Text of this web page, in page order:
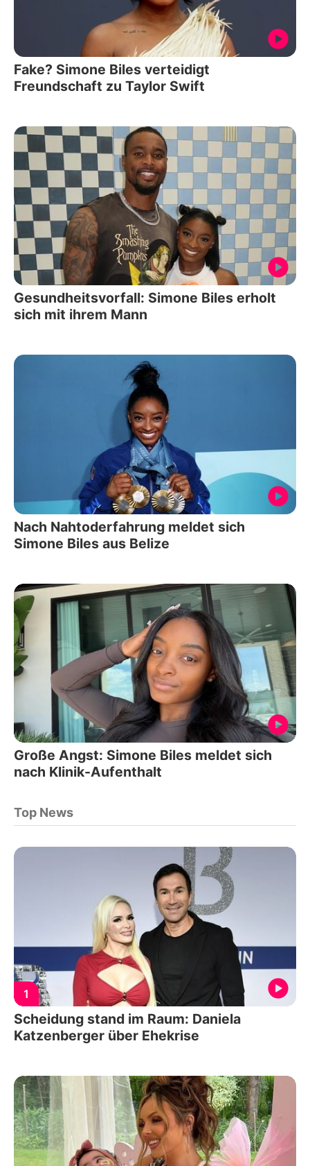
Fake? Simone Biles verteidigt
Freundschaft zu Taylor Swift
Gesundheitsvorfall: Simone Biles erholt
sich mit ihrem Mann
Nach Nahtoderfahrung meldet sich
Simone Biles aus Belize
Große Angst: Simone Biles meldet sich
nach Klinik-Aufenthalt
Top News
1
Scheidung stand im Raum: Daniela
Katzenberger über Ehekrise